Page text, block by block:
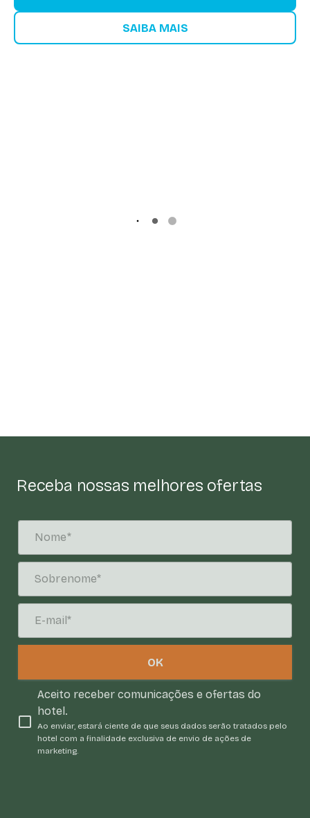
SAIBA MAIS
Receba nossas melhores ofertas
OK
Aceito receber comunicações e ofertas do
hotel.
Ao enviar, estará ciente de que seus dados serão tratados pelo
hotel com a finalidade exclusiva de envio de ações de
marketing.